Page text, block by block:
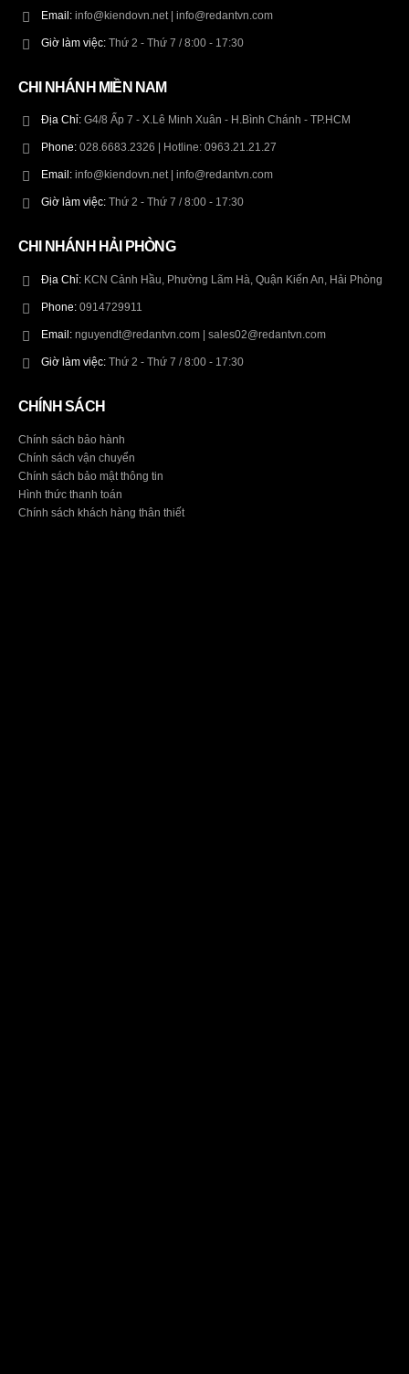
Email: info@kiendovn.net | info@redantvn.com
Giờ làm việc: Thứ 2 - Thứ 7 / 8:00 - 17:30
CHI NHÁNH MIỀN NAM
Địa Chỉ: G4/8 Ấp 7 - X.Lê Minh Xuân - H.Bình Chánh - TP.HCM
Phone: 028.6683.2326 | Hotline: 0963.21.21.27
Email: info@kiendovn.net | info@redantvn.com
Giờ làm việc: Thứ 2 - Thứ 7 / 8:00 - 17:30
CHI NHÁNH HẢI PHÒNG
Địa Chỉ: KCN Cảnh Hầu, Phường Lãm Hà, Quận Kiến An, Hải Phòng
Phone: 0914729911
Email: nguyendt@redantvn.com | sales02@redantvn.com
Giờ làm việc: Thứ 2 - Thứ 7 / 8:00 - 17:30
CHÍNH SÁCH
Chính sách bảo hành
Chính sách vận chuyển
Chính sách bảo mật thông tin
Hình thức thanh toán
Chính sách khách hàng thân thiết